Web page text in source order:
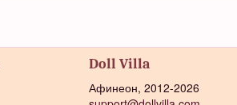
Doll Villa
Афинеон, 2012-2026